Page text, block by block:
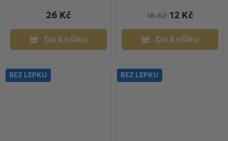
26 Kč
Do košíku
12 Kč
18 Kč
Do košíku
BEZ LEPKU BEZ LEPKU